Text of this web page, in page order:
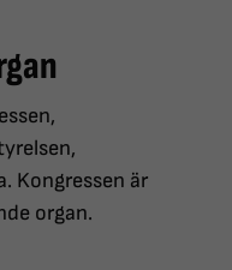
Kongressen är
organ.